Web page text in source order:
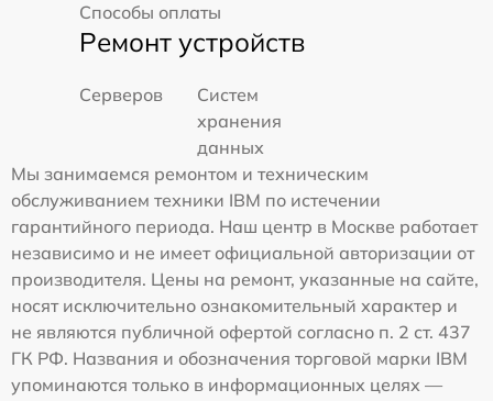
Способы оплаты
Ремонт устройств
Серверов
Систем
хранения
данных
Мы занимаемся ремонтом и техническим
обслуживанием техники IBM по истечении
гарантийного периода. Наш центр в Москве работает
независимо и не имеет официальной авторизации от
производителя. Цены на ремонт, указанные на сайте,
носят исключительно ознакомительный характер и
не являются публичной офертой согласно п. 2 ст. 437
ГК РФ. Названия и обозначения торговой марки IBM
упоминаются только в информационных целях —